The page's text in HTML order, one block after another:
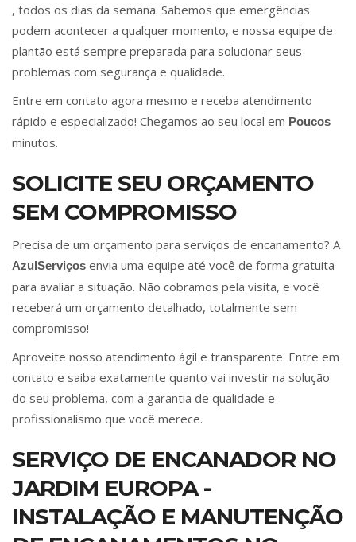
, todos os dias da semana. Sabemos que emergências
podem acontecer a qualquer momento, e nossa equipe de
plantão está sempre preparada para solucionar seus
problemas com segurança e qualidade.
Entre em contato agora mesmo e receba atendimento
rápido e especializado! Chegamos ao seu local em Poucos
minutos.
SOLICITE SEU ORÇAMENTO
SEM COMPROMISSO
Precisa de um orçamento para serviços de encanamento? A
AzulServiços envia uma equipe até você de forma gratuita
para avaliar a situação. Não cobramos pela visita, e você
receberá um orçamento detalhado, totalmente sem
compromisso!
Aproveite nosso atendimento ágil e transparente. Entre em
contato e saiba exatamente quanto vai investir na solução
do seu problema, com a garantia de qualidade e
profissionalismo que você merece.
SERVIÇO DE ENCANADOR NO
JARDIM EUROPA -
INSTALAÇÃO E MANUTENÇÃO